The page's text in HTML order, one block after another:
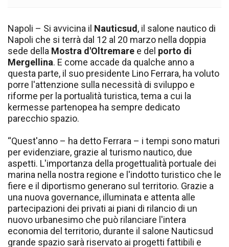
Napoli – Si avvicina il Nauticsud, il salone nautico di
Napoli che si terrà dal 12 al 20 marzo nella doppia
sede della Mostra d'Oltremare e del porto di
Mergellina. E come accade da qualche anno a
questa parte, il suo presidente Lino Ferrara, ha voluto
porre l'attenzione sulla necessità di sviluppo e
riforme per la portualità turistica, tema a cui la
kermesse partenopea ha sempre dedicato
parecchio spazio.
“Quest'anno – ha detto Ferrara – i tempi sono maturi
per evidenziare, grazie al turismo nautico, due
aspetti. L'importanza della progettualità portuale dei
marina nella nostra regione e l'indotto turistico che le
fiere e il diportismo generano sul territorio. Grazie a
una nuova governance, illuminata e attenta alle
partecipazioni dei privati ai piani di rilancio di un
nuovo urbanesimo che può rilanciare l'intera
economia del territorio, durante il salone Nauticsud
grande spazio sarà riservato ai progetti fattibili e